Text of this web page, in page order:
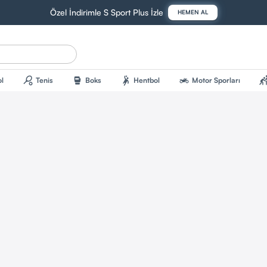
Özel İndirimle S Sport Plus İzle HEMEN AL
sports_tennis Tenis sports_mma Boks sports_handball Hentbol two_wheeler Motor Sporları